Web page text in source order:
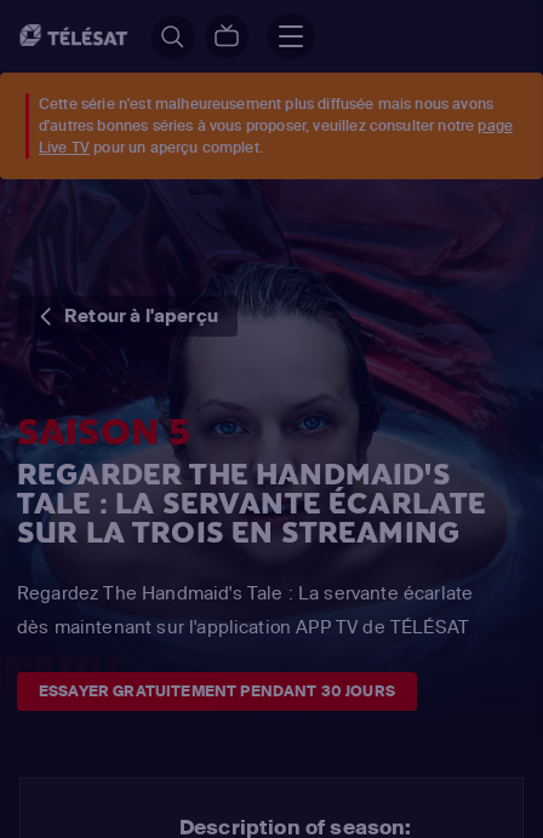
Cette série n'est malheureusement plus diffusée mais nous avons
d'autres bonnes séries à vous proposer, veuillez consulter notre page
Live TV pour un aperçu complet.
Retour à l'aperçu
SAISON 5
REGARDER THE HANDMAID'S
TALE : LA SERVANTE ÉCARLATE
SUR LA TROIS EN STREAMING
Regardez The Handmaid's Tale : La servante écarlate
dès maintenant sur l'application APP TV de TÉLÉSAT
ESSAYER GRATUITEMENT PENDANT 30 JOURS
Description of season: